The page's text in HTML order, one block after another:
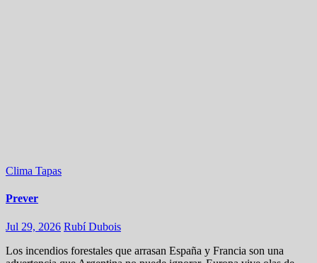
Clima Tapas
Prever
Jul 29, 2026 Rubí Dubois
Los incendios forestales que arrasan España y Francia son una